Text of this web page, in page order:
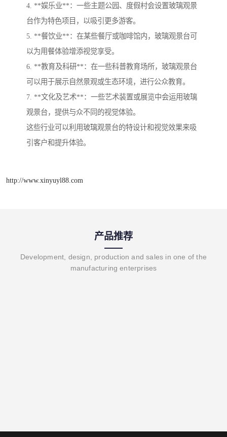
4. **娱乐业**：一些主题公园、度假村会设置玻璃观景
台作为特色项目，以吸引更多游客。
5. **餐饮业**：在某些餐厅或咖啡馆内，玻璃观景台可
以为用餐体验增添视觉享受。
6. **教育及科研**：在一些科普教育场所，玻璃观景台
可以用于展示自然景观或生态环境，进行公众教育。
7. **文化及艺术**：一些艺术装置或展览中会运用玻璃
观景台，提供与众不同的视觉体验。
这些行业可以利用玻璃观景台的特设计和视觉效果来吸
引客户和提升体验。
http://www.xinyuyl88.com
产品推荐
Development, design, production and sales in one of the
manufacturing enterprises